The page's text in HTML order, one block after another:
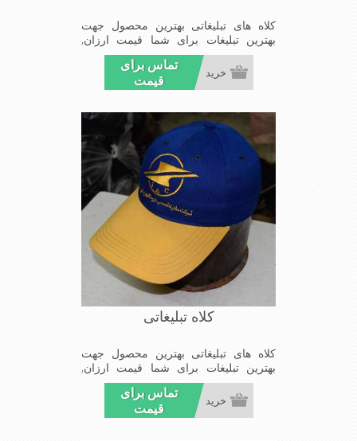
کلاه های تبلیغاتی بهترین محصول جهت
بهترین تبلیغات برای شما قیمت ارزان,
کیفیت مناسب و تحویل بموقع سفارشات
تماس برای
قیمت
خرید
کلاه تبلیغاتی
کلاه های تبلیغاتی بهترین محصول جهت
بهترین تبلیغات برای شما قیمت ارزان,
کیفیت مناسب و تحویل بموقع سفارشات
تماس برای
قیمت
خرید